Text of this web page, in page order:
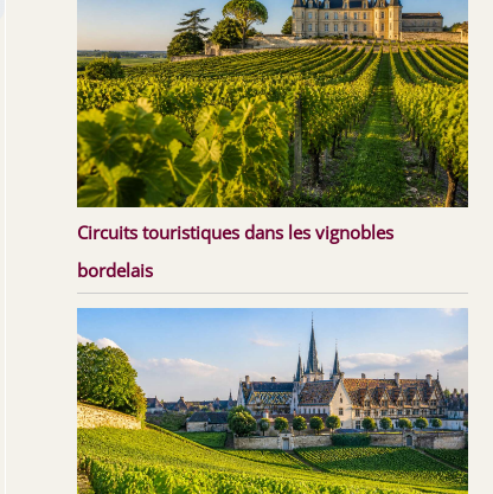
Circuits touristiques dans les vignobles
bordelais